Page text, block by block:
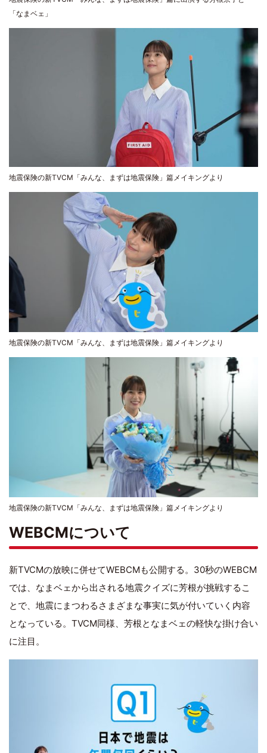
「なまベェ」
地震保険の新TVCM「みんな、まずは地震保険」篇メイキングより
地震保険の新TVCM「みんな、まずは地震保険」篇メイキングより
地震保険の新TVCM「みんな、まずは地震保険」篇メイキングより
WEBCMについて
新TVCMの放映に併せてWEBCMも公開する。30秒のWEBCM
では、なまベェから出される地震クイズに芳根が挑戦するこ
とで、地震にまつわるさまざまな事実に気が付いていく内容
となっている。TVCM同様、芳根となまベェの軽快な掛け合い
に注目。